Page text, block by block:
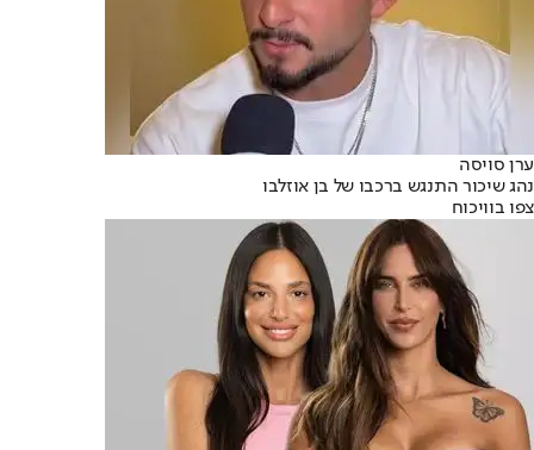
ערן סויסה
נהג שיכור התנגש ברכבו של בן אוזלבו
צפו בוויכוח